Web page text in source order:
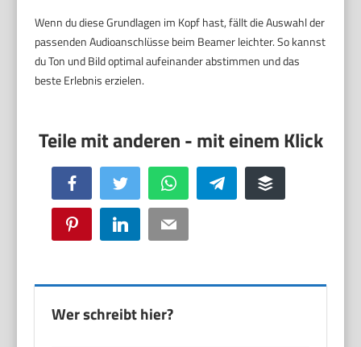
Wenn du diese Grundlagen im Kopf hast, fällt die Auswahl der
passenden Audioanschlüsse beim Beamer leichter. So kannst
du Ton und Bild optimal aufeinander abstimmen und das
beste Erlebnis erzielen.
Facebook Twitter WhatsApp Telegram Buffer
Pinterest LinkedIn Email
Wer schreibt hier?